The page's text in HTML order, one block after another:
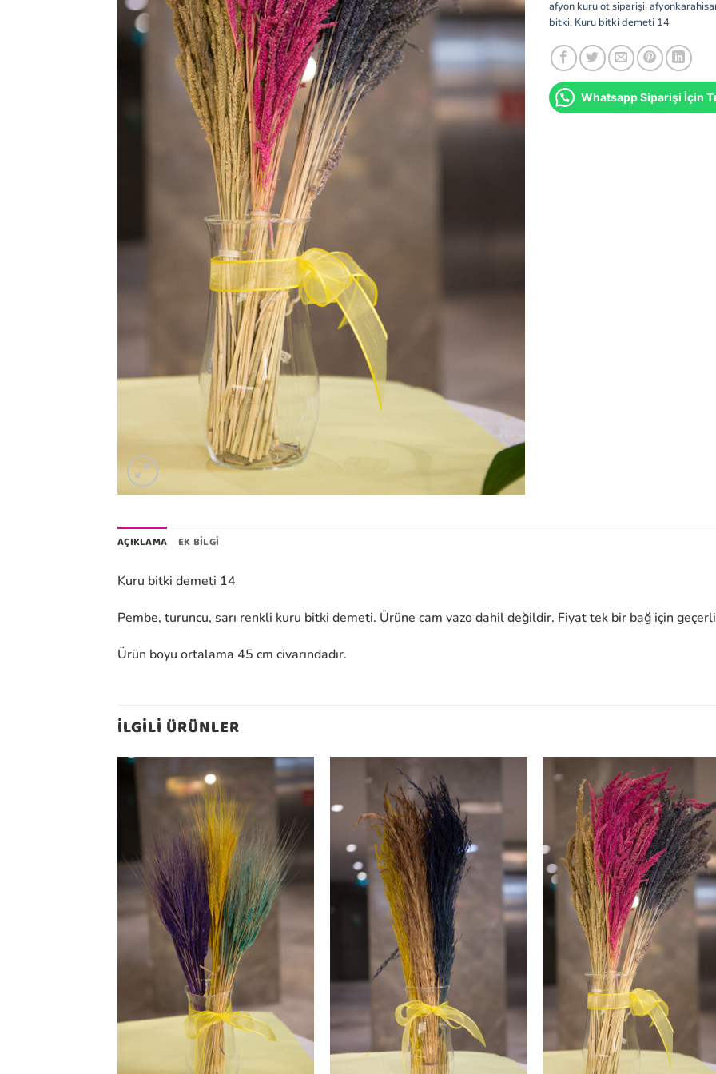
afyon kuru ot siparişi,
bitki, Kuru bitki demeti 14
Whatsapp Siparişi İçin
AÇIKLAMA EK BILGI
Kuru bitki demeti 14
Pembe, turuncu, sarı renkli kuru bitki demeti. Ürüne cam vazo dahil değildir. Fiyat tek bir bağ için
Ürün boyu ortalama 45 cm civarındadır.
İLGILI ÜRÜNLER